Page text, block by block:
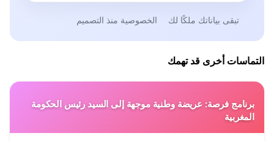
تبقى بياناتك ملكًا لك الخصوصية منذ التصميم
التماسات أخرى قد تهمك
برنامج فرصة: عريضة وطنية موجهة إلى السيد رئيس الحكومة
المغربية